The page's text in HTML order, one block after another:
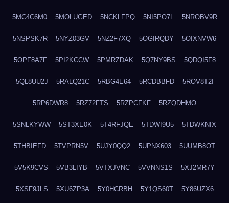
5MC4C6M0 5MOLUGED 5NCKLFPQ 5NI5PO7L 5NROBV9R
5NSPSK7R 5NYZ03GV 5NZ2F7XQ 5OGIRQDY 5OIXNVW6
5OPF8A7F 5PI2KCCW 5PMRZDAK 5Q7NY9BS 5QDQI5F8
5QL8UU2J 5RALQ21C 5RBG4E64 5RCDBBFD 5ROV8T2I
5RP6DWR8 5RZ72FTS 5RZPCFKF 5RZQDHMO
5SNLKYWW 5ST3XE0K 5T4RFJQE 5TDWI9U5 5TDWKNIX
5THBIEFD 5TVPRN5V 5UJY0QQ2 5UPNX603 5UUMB8OT
5V5K9CVS 5VB3LIYB 5VTXJVNC 5VVNNS1S 5XJ2MR7Y
5XSF9JLS 5XU6ZP3A 5Y0HCRBH 5Y1QS60T 5Y86UZX6